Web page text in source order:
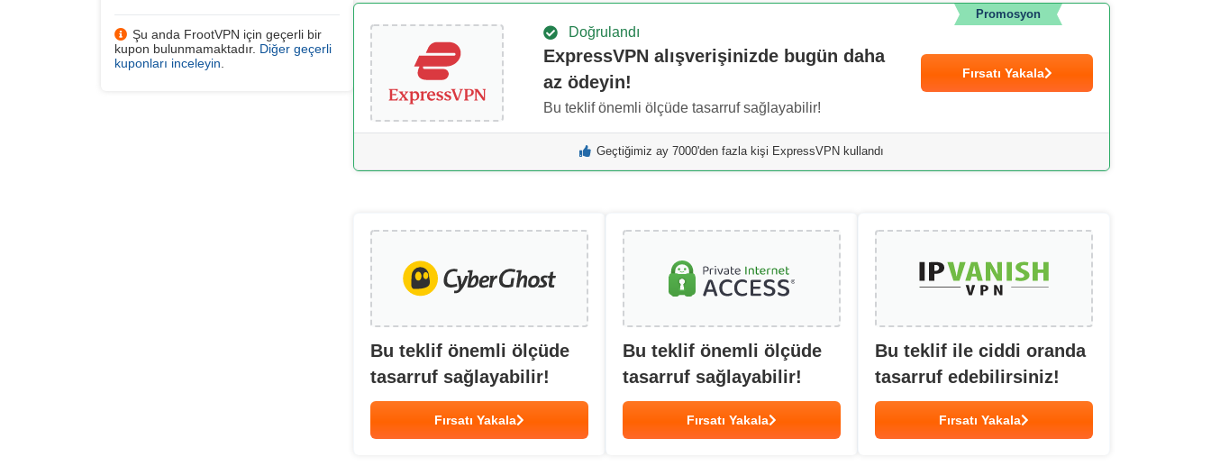
Şu anda FrootVPN için geçerli bir
kupon bulunmamaktadır. Diğer geçerli
kuponları inceleyin
Doğrulandı
ExpressVPN alışverişinizde bugün daha
az ödeyin!
Bu teklif önemli ölçüde tasarruf sağlayabilir!
Fırsatı Yakala
Promosyon
Geçtiğimiz ay 7000'den fazla kişi ExpressVPN kullandı
Bu teklif önemli ölçüde
tasarruf sağlayabilir!
Fırsatı Yakala
Bu teklif önemli ölçüde
tasarruf sağlayabilir!
Fırsatı Yakala
Bu teklif ile ciddi oranda
tasarruf edebilirsiniz!
Fırsatı Yakala